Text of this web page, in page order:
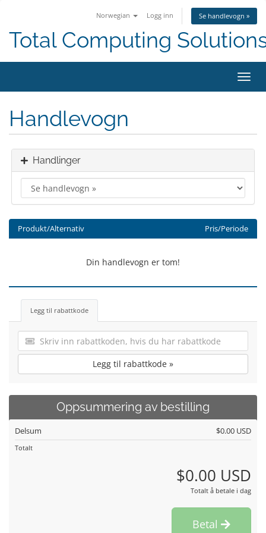
Norwegian Logg inn Se handlevogn »
Total Computing
Bytt
Handlevogn
Handlinger
Produkt/Alternativ Pris/Periode
Din handlevogn er tom!
Legg til rabattkode
Legg til rabattkode »
Oppsummering av bestilling
Delsum $0.00 USD
Totalt
$0.00 USD
Totalt å betale i dag
Betal